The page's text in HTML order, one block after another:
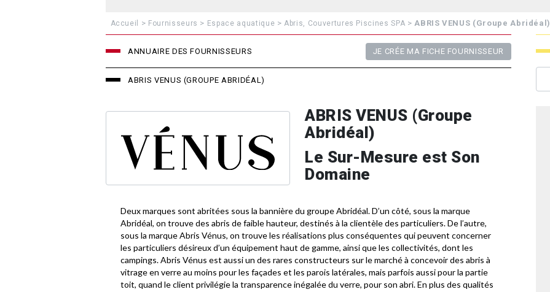
Accueil > Fournisseurs > Espace aquatique > Abris, Couvertures Piscines SPA > ABRIS VENUS (Groupe Abridéal)
ANNUAIRE DES FOURNISSEURS JE CRÉE MA FICHE FOURNISSEUR
ABRIS VENUS (GROUPE ABRIDÉAL)
ABRIS VENUS (Groupe
Abridéal)
Le Sur-Mesure est Son
Domaine
Deux marques sont abritées sous la bannière du groupe Abridéal. D’un côté, sous la marque
Abridéal, on trouve des abris de faible hauteur, destinés à la clientèle des particuliers. De l’autre,
sous la marque Abris Vénus, on trouve les réalisations plus conséquentes qui peuvent concerner
les particuliers désireux d’un équipement haut de gamme, ainsi que les collectivités, dont les
campings. Abris Vénus est aussi un des rares constructeurs sur le marché à concevoir des abris à
vitrage en verre au moins pour les façades et les parois latérales, mais parfois aussi pour la partie
toit, quand le client privilégie la transparence inégalée du verre, pour son abri. En plus des qualités